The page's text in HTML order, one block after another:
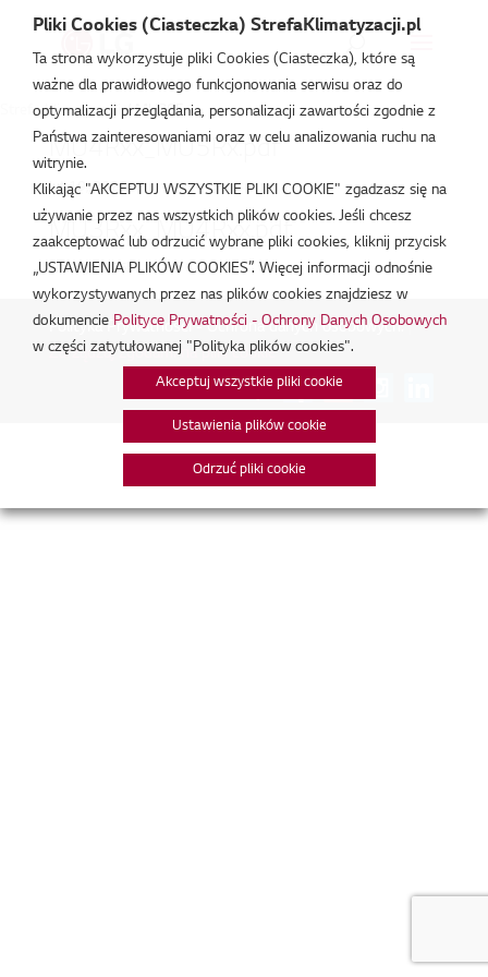
Strefa Klimatyzacji /MU30F
MU4Rxx_MU5Rx.pdf
lut 19, 2026
MU3Rxx_MU4Rxx.pdf
lut 19, 2026
Polityka Prywatności - Ochrona danych osobowych.|
Zarządzaj zgodami na pliki cookie
Połącz:
Pliki Cookies (Ciasteczka) StrefaKlimatyzacji.pl
Ta strona wykorzystuje pliki Cookies (Ciasteczka), które są
ważne dla prawidłowego funkcjonowania serwisu oraz do
optymalizacji przeglądania, personalizacji zawartości zgodnie z
Państwa zainteresowaniami oraz w celu analizowania ruchu na
witrynie.
Klikając "AKCEPTUJ WSZYSTKIE PLIKI COOKIE" zgadzasz się na
używanie przez nas wszystkich plików cookies. Jeśli chcesz
zaakceptować lub odrzucić wybrane pliki cookies, kliknij przycisk
„USTAWIENIA PLIKÓW COOKIES”. Więcej informacji odnośnie
wykorzystywanych przez nas plików cookies znajdziesz w
dokumencie Polityce Prywatności - Ochrony Danych Osobowych
w części zatytułowanej "Polityka plików cookies".
Akceptuj wszystkie pliki cookie
Ustawienia plików cookie
Odrzuć pliki cookie